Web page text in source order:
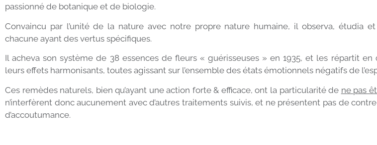
passionné de botanique et de biologie.
Convaincu par l’unité de la nature avec notre propre nature humaine, il observa, étudia
chacune ayant des vertus spécifiques.
Il acheva son système de 38 essences de fleurs « guérisseuses » en 1935, et les répartit
leurs effets harmonisants, toutes agissant sur l’ensemble des états émotionnels négatifs de
Ces remèdes naturels, bien qu’ayant une action forte & efficace, ont la particularité de ne pas
n’interfèrent donc aucunement avec d’autres traitements suivis, et ne présentent pas de
d’accoutumance.